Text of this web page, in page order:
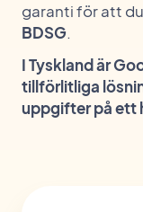
garanti för att
BDSG.
I Tyskland är
tillförlitliga
uppgifter på ett